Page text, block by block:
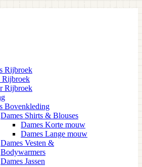
Rijbroek
Rijbroek
Rijbroek
Bovenkleding
Dames Shirts & Blouses
Dames Korte mouw
Dames Lange mouw
Dames Vesten &
Bodywarmers
Dames Jassen